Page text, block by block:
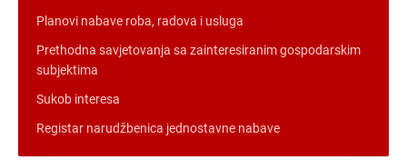
Planovi nabave roba, radova i usluga
Prethodna savjetovanja sa zainteresiranim gospodarskim
subjektima
Sukob interesa
Registar narudžbenica jednostavne nabave